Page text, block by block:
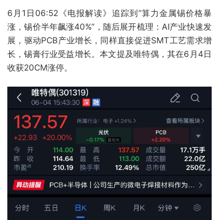
6月1日06:52《电报解读》追踪到“算力金属锡价格暴
涨，锡价半年飙涨40%”，随后展开梳理：AI产业快速发
展，驱动PCB产业增长，同样直接促进SMT工艺需求增
长，锡膏行业受益增长。本文提及唯特偶，其在6月4日
收获20CM涨停。